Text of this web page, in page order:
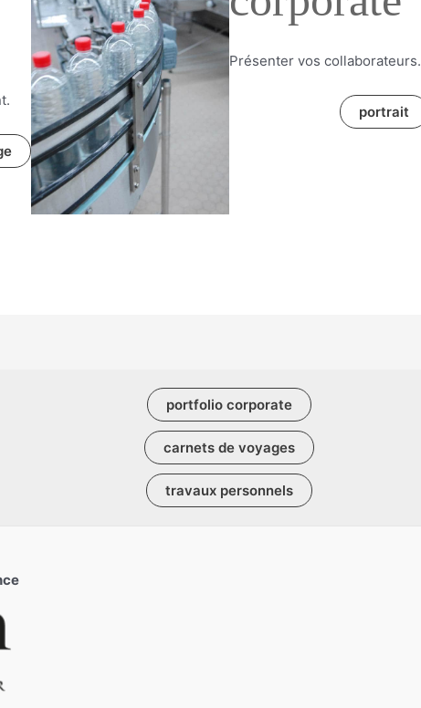
Présenter vos collaborateurs.
portrait
portfolio corporate
carnets de voyages
travaux personnels